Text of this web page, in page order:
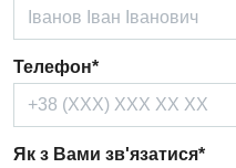
Пульмонологія
Ревматологія
Терапія
Телефон*
Як з Вами зв'язатися*